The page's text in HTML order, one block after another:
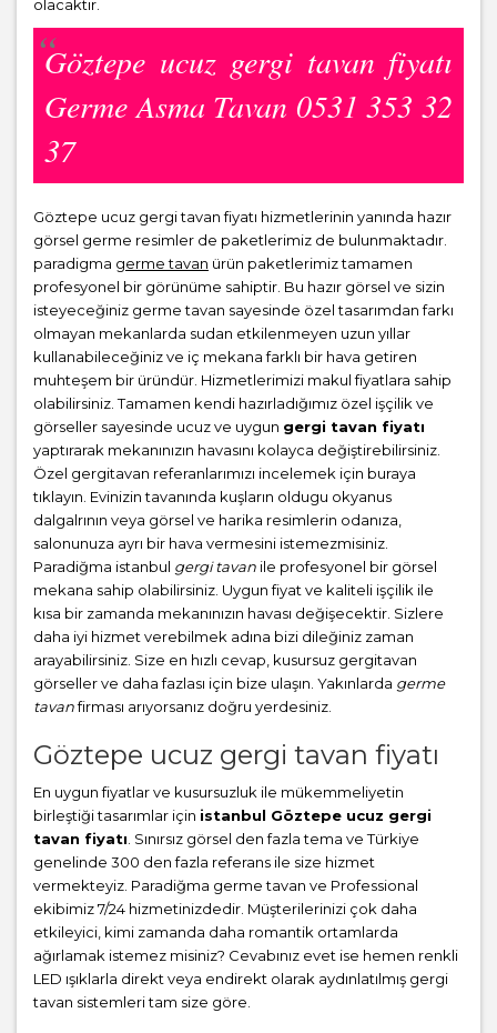
olacaktır.
Göztepe ucuz gergi tavan fiyatı
Germe Asma Tavan 0531 353 32
37
Göztepe ucuz gergi tavan fiyatı hizmetlerinin yanında hazır
görsel germe resimler de paketlerimiz de bulunmaktadır.
paradigma germe tavan ürün paketlerimiz tamamen
profesyonel bir görünüme sahiptir. Bu hazır görsel ve sizin
isteyeceğiniz germe tavan sayesinde özel tasarımdan farkı
olmayan mekanlarda sudan etkilenmeyen uzun yıllar
kullanabileceğiniz ve iç mekana farklı bir hava getiren
muhteşem bir üründür. Hizmetlerimizi makul fiyatlara sahip
olabilirsiniz. Tamamen kendi hazırladığımız özel işçilik ve
görseller sayesinde ucuz ve uygun gergi tavan fiyatı
yaptırarak mekanınızın havasını kolayca değiştirebilirsiniz.
Özel gergitavan referanlarımızı incelemek için buraya
tıklayın. Evinizin tavanında kuşların oldugu okyanus
dalgalrının veya görsel ve harika resimlerin odanıza,
salonunuza ayrı bir hava vermesini istemezmisiniz.
Paradiğma istanbul gergi tavan ile profesyonel bir görsel
mekana sahip olabilirsiniz. Uygun fiyat ve kaliteli işçilik ile
kısa bir zamanda mekanınızın havası değişecektir. Sizlere
daha iyi hizmet verebilmek adına bizi dileğiniz zaman
arayabilirsiniz. Size en hızlı cevap, kusursuz gergitavan
görseller ve daha fazlası için bize ulaşın. Yakınlarda germe
tavanfirması arıyorsanız doğru yerdesiniz.
Göztepe ucuz gergi tavan fiyatı
En uygun fiyatlar ve kusursuzluk ile mükemmeliyetin
birleştiği tasarımlar için istanbul Göztepe ucuz gergi
tavan fiyatı . Sınırsız görsel den fazla tema ve Türkiye
genelinde 300 den fazla referans ile size hizmet
vermekteyiz. Paradiğma germe tavan ve Professional
ekibimiz 7/24 hizmetinizdedir. Müşterilerinizi çok daha
etkileyici, kimi zamanda daha romantik ortamlarda
ağırlamak istemez misiniz? Cevabınız evet ise hemen renkli
LED ışıklarla direkt veya endirekt olarak aydınlatılmış gergi
tavan sistemleri tam size göre.